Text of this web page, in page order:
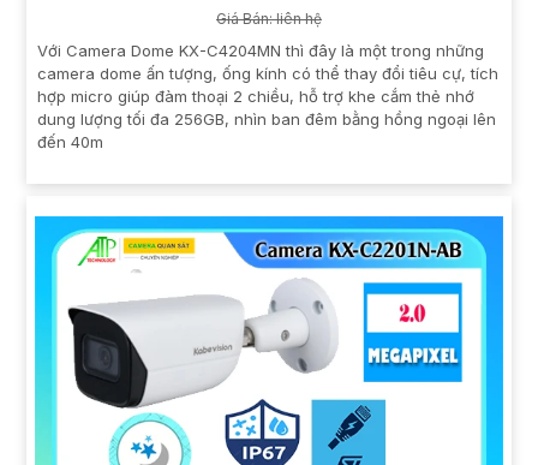
Giá Bán: liên hệ
Với Camera Dome KX-C4204MN thì đây là một trong những
camera dome ấn tượng, ống kính có thể thay đổi tiêu cự, tích
hợp micro giúp đàm thoại 2 chiều, hỗ trợ khe cắm thẻ nhớ
dung lượng tối đa 256GB, nhìn ban đêm bằng hồng ngoại lên
đến 40m